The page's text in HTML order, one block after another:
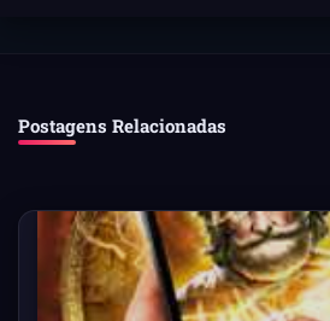
Postagens Relacionadas